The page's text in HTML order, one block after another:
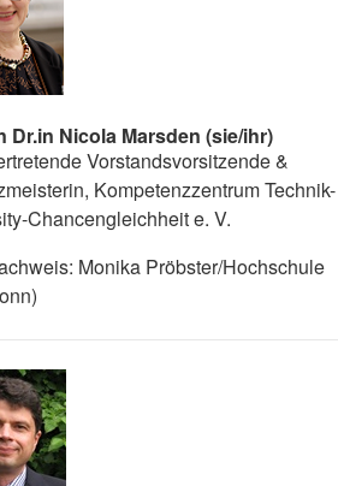
Dr.in Nicola Marsden (sie/ihr)
Vorstandsvorsitzende &
Kompetenzzentrum Technik-
Chancengleichheit e. V.
Monika Pröbster/Hochschule